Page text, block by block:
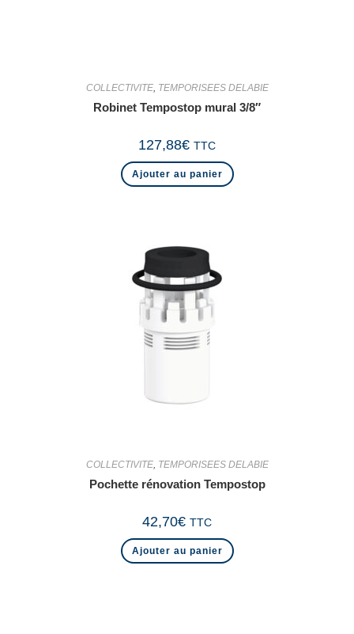
COLLECTIVITE, TEMPORISEES DELABIE
Robinet Tempostop mural 3/8″
127,88€ TTC
Ajouter au panier
COLLECTIVITE, TEMPORISEES DELABIE
Pochette rénovation Tempostop
42,70€ TTC
Ajouter au panier